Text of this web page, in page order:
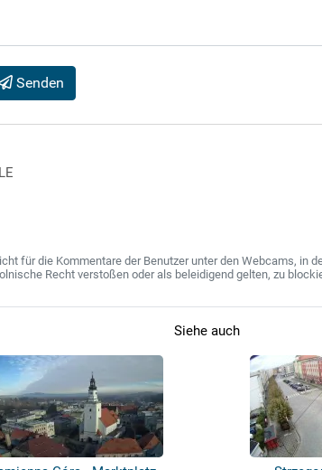
Senden
für die Kommentare der Benutzer unter den Webcams, in
Recht verstoßen oder als beleidigend gelten, zu
Siehe auch